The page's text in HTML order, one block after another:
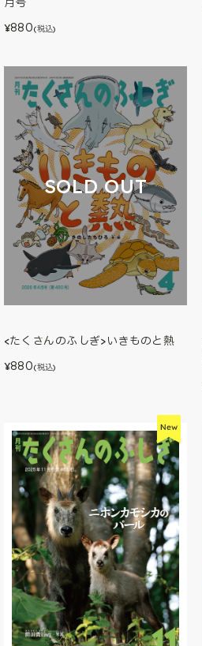
¥880(税込)
SOLD OUT
<たくさんのふしぎ>いきものと熱
¥880(税込)